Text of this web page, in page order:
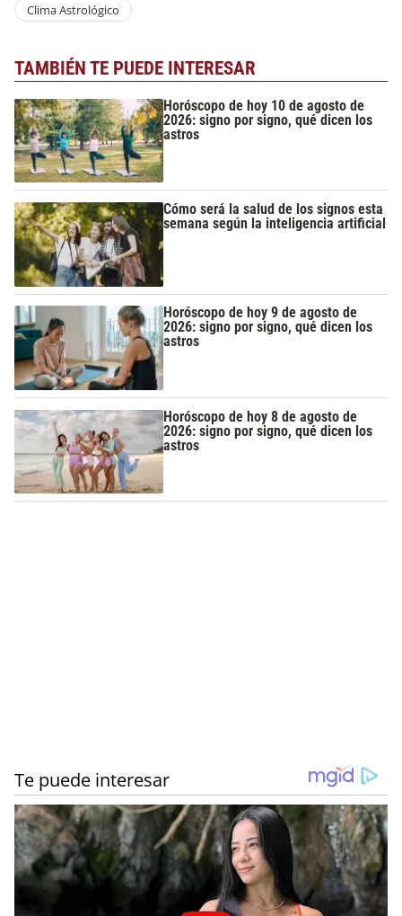
Clima Astrológico
TAMBIÉN TE PUEDE INTERESAR
Horóscopo de hoy 10 de agosto de
2026: signo por signo, qué dicen los
astros
Cómo será la salud de los signos esta
semana según la inteligencia artificial
Horóscopo de hoy 9 de agosto de
2026: signo por signo, qué dicen los
astros
Horóscopo de hoy 8 de agosto de
2026: signo por signo, qué dicen los
astros